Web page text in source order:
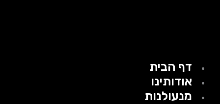
דף הבית
אודותינו
מנעולנות